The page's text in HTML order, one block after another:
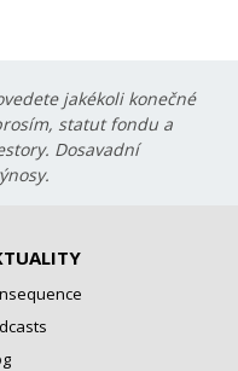
jakékoli konečné
statut fondu a
Dosavadní